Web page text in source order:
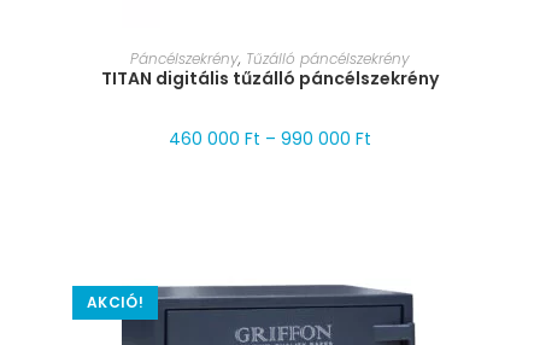
MÉRET VÁLASZTÁSA
Páncélszekrény, Tűzálló páncélszekrény
TITAN digitális tűzálló páncélszekrény
460 000 Ft – 990 000 Ft
AKCIÓ!